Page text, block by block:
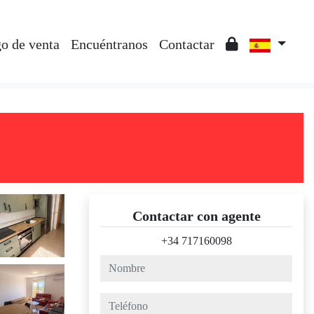
de venta Encuéntranos Contactar
Contactar con agente
+34 717160098
nombre
teléfono